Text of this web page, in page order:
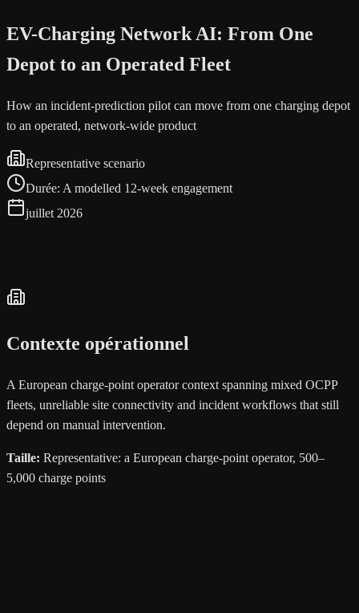
EV-Charging Network AI: From One
Depot to an Operated Fleet
How an incident-prediction pilot can move from one charging depot
to an operated, network-wide product
Representative scenario
Durée: A modelled 12-week engagement
juillet 2026
Contexte opérationnel
A European charge-point operator context spanning mixed OCPP
fleets, unreliable site connectivity and incident workflows that still
depend on manual intervention.
Taille: Representative: a European charge-point operator, 500–
5,000 charge points